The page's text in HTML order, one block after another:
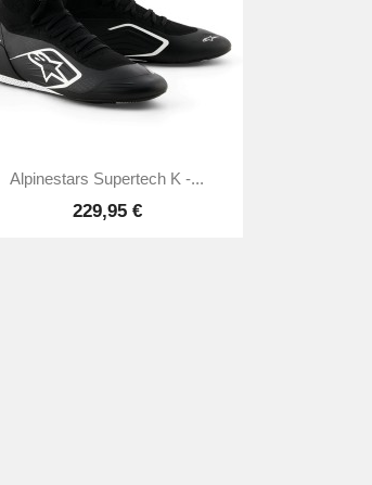
Aperçu rapide
Alpinestars Supertech K -...
229,95 €